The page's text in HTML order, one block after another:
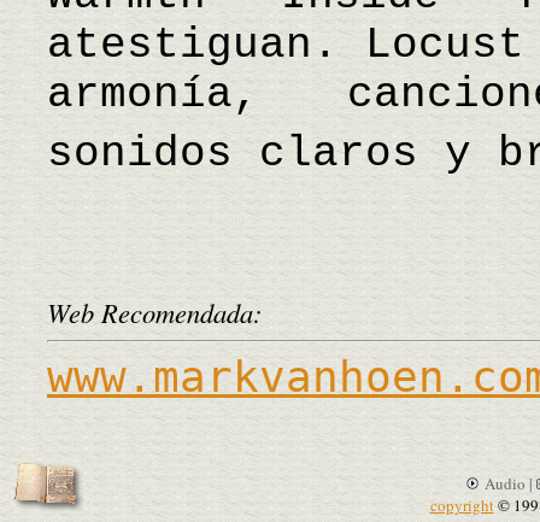
atestiguan.
armonía,
sonidos claros y
Web Recomendada:
Audio |
copyright©